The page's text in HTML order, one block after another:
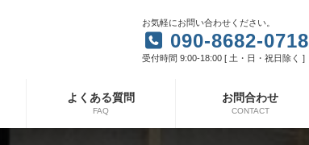
お気軽にお問い合わせください。
090-8682-0718
受付時間 9:00-18:00 [ 土・日・祝日除く ]
よくある質問
FAQ
お問合わせ
CONTACT